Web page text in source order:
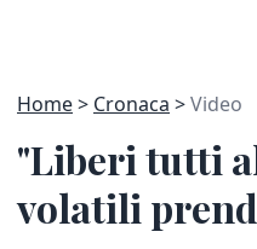
Home Cronaca Video
"Liberi tutti
volatili